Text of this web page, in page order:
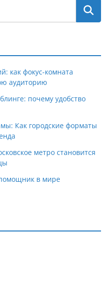
как фокус-комната
аудиторию
почему удобство
Как городские форматы
метро становится
в мире